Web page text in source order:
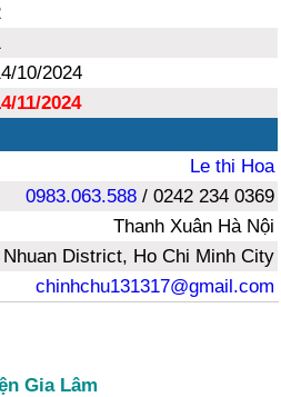
10/2024
11/2024
Le thi Hoa
0983.063.588/ 0242 234 0369
Thanh Xuân Hà Nội
Nhuan District, Ho Chi Minh City
chinhchu131317@gmail.com
Gia Lâm